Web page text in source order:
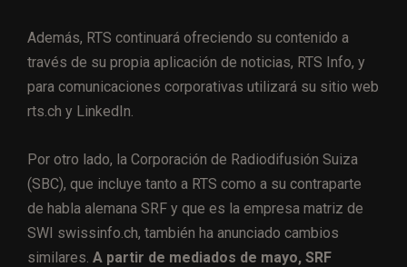
Además, RTS continuará ofreciendo su contenido a
través de su propia aplicación de noticias, RTS Info, y
para comunicaciones corporativas utilizará su sitio web
rts.ch y LinkedIn.
Por otro lado, la Corporación de Radiodifusión Suiza
(SBC), que incluye tanto a RTS como a su contraparte
de habla alemana SRF y que es la empresa matriz de
SWI swissinfo.ch, también ha anunciado cambios
similares. A partir de mediados de mayo, SRF